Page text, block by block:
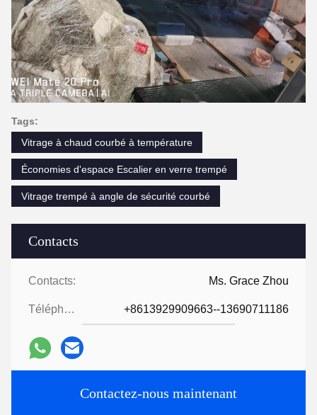
Contacts
Contacts: Ms. Grace Zhou
Téléphone: +8613929909663--13690711186
Contactez-nous maintenant
Tags:
Vitrage à chaud courbé à température
Économies d'espace Escalier en verre trempé
Vitrage trempé à angle de sécurité courbé